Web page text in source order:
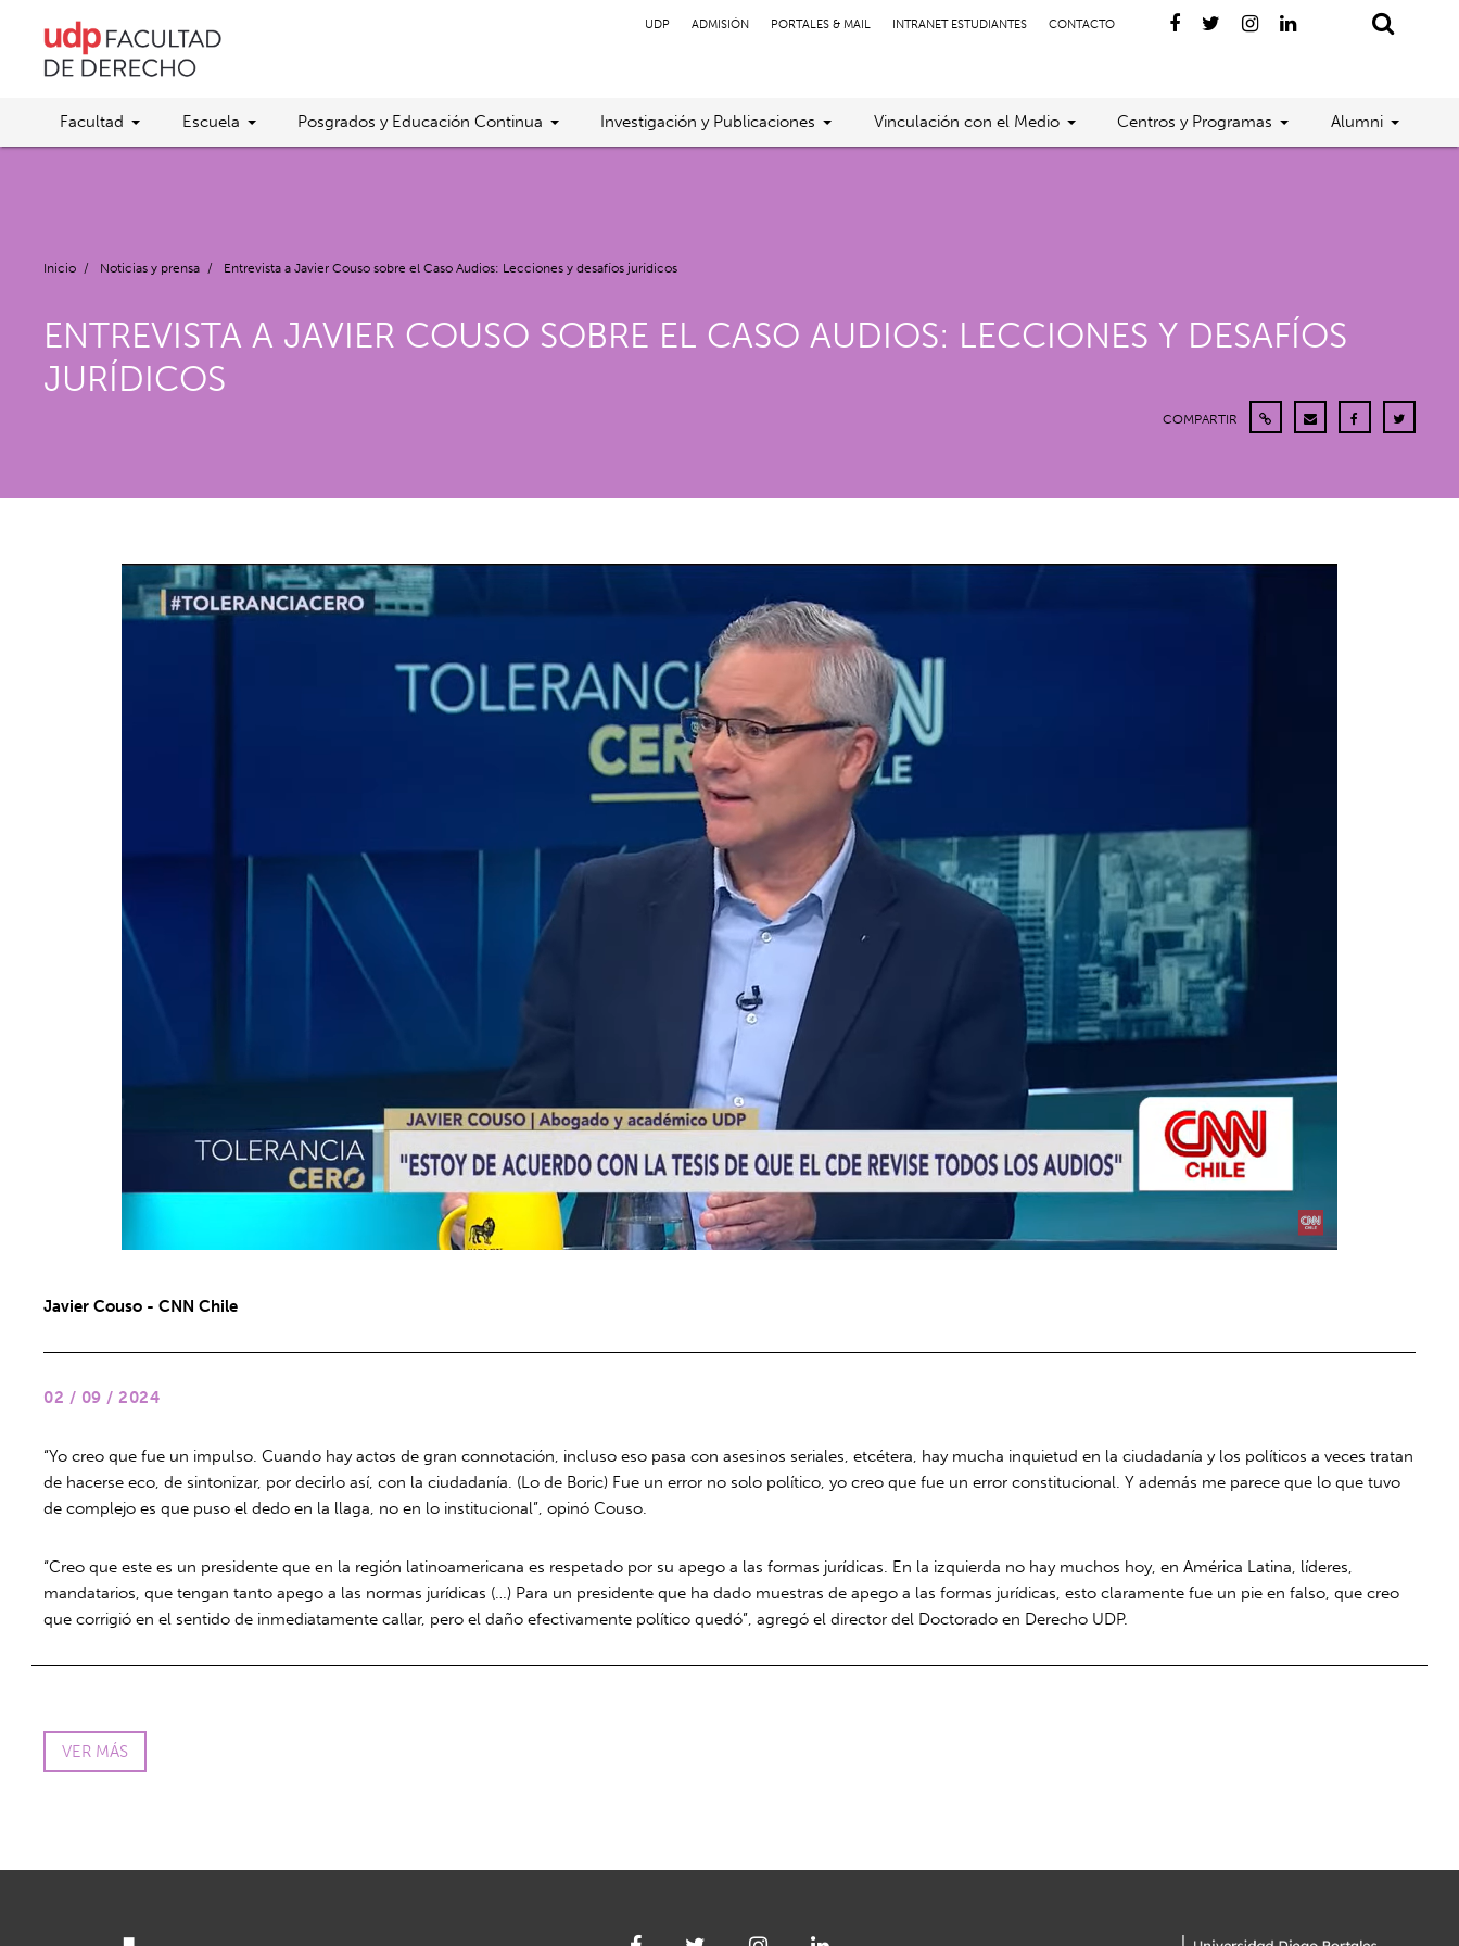
UDP ADMISIÓN PORTALES & MAIL INTRANET ESTUDIANTES CONTACTO
Facultad Escuela Posgrados y Educación Continua Investigación y Publicaciones Vinculación con el Medio Centros y Programas Alumni
Inicio / Noticias y prensa / Entrevista a Javier Couso sobre el Caso Audios: Lecciones y desafíos jurídicos
ENTREVISTA A JAVIER COUSO SOBRE EL CASO AUDIOS: LECCIONES Y DESAFÍOS
JURÍDICOS
COMPARTIR
Javier Couso - CNN Chile
02 / 09 / 2024
“Yo creo que fue un impulso. Cuando hay actos de gran connotación, incluso eso pasa con asesinos seriales, etcétera, hay mucha inquietud en la ciudadanía y los políticos a veces tratan
de hacerse eco, de sintonizar, por decirlo así, con la ciudadanía. (Lo de Boric) Fue un error no solo político, yo creo que fue un error constitucional. Y además me parece que lo que tuvo
de complejo es que puso el dedo en la llaga, no en lo institucional”, opinó Couso.
“Creo que este es un presidente que en la región latinoamericana es respetado por su apego a las formas jurídicas. En la izquierda no hay muchos hoy, en América Latina, líderes,
mandatarios, que tengan tanto apego a las normas jurídicas (…) Para un presidente que ha dado muestras de apego a las formas jurídicas, esto claramente fue un pie en falso, que creo
que corrigió en el sentido de inmediatamente callar, pero el daño efectivamente político quedó”, agregó el director del Doctorado en Derecho UDP.
VER MÁS